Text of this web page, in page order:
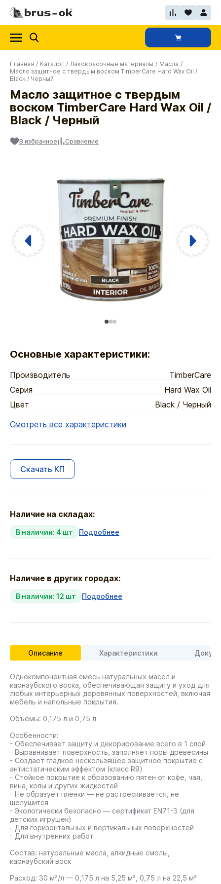
Главная / Каталог / Лакокрасочные материалы / Масла /
Масло защитное с твердым воском TimberCare Hard Wax Oil /
Black / Черный
Масло защитное с твердым
воском TimberCare Hard Wax Oil /
Black / Черный
В избранное Сравнение
Основные характеристики:
Производитель
TimberCare
Серия
Hard Wax Oil
Цвет
Black / Черный
Смотреть все характеристики
Скачать КП
Наличие на складах:
В наличии: 4 шт Подробнее
Наличие в других городах:
В наличии: 12 шт Подробнее
Описание Характеристики
Однокомпонентная смесь натуральных масел и
карнаубского воска, обеспечивающая защиту и уход для
любых интерьерных деревянных поверхностей, включая
мебель и напольные покрытия.
Объемы: 0,175 л и 0,75 л
Особенности:
- Обеспечивает защиту и декорирование всего в 1 слой
- Выравнивает поверхность, заполняет поры древесины
- Создает гладкое нескользящее защитное покрытие с
антистатическим эффектом (класс R9)
- Стойкое покрытие к образованию пятен от кофе, чая,
вина, колы и других жидкостей
- Не образует пленки — не растрескивается, не
шелушится
- Экологически безопасно — сертификат EN71-3 (для
детских игрушек)
- Для горизонтальных и вертикальных поверхностей
- Для внутренних работ
Состав: натуральные масла, алкидные смолы,
карнаубский воск
Расход: 30 м²/л — 0,175 л на 5,25 м², 0,75 л на 22,5 м²